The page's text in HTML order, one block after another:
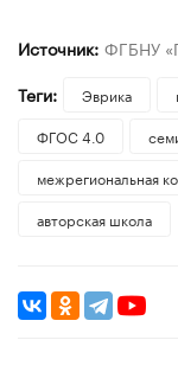
Источник: ФГБНУ
Теги:
Эврика
ФГОС 4.0
межрегиональная
авторская школа